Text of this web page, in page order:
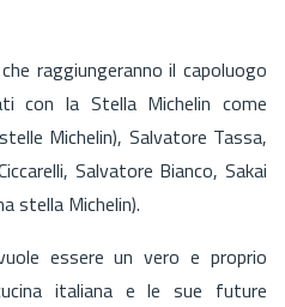
raggiungeranno il capoluogo
con la Stella Michelin come
Michelin), Salvatore Tassa,
Salvatore Bianco, Sakai
stella Michelin).
essere un vero e proprio
italiana e le sue future